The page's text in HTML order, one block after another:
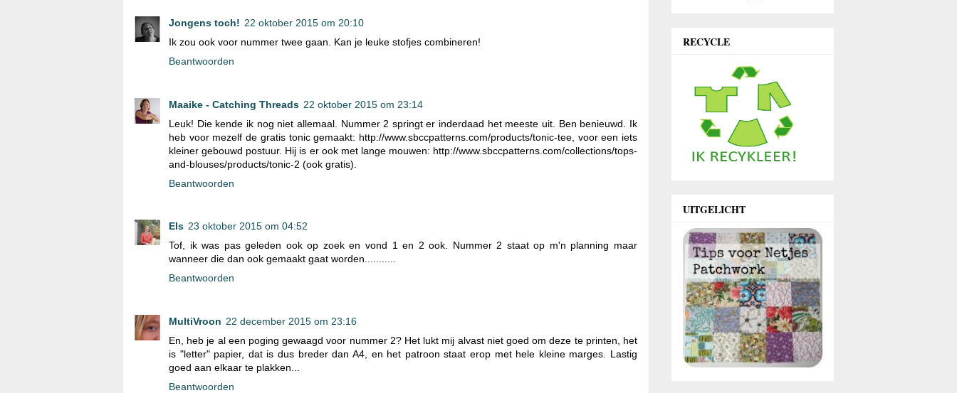
Jongens toch! 22 oktober 2015 om 20:10
Ik zou ook voor nummer twee gaan. Kan je leuke stofjes combineren!
Beantwoorden
Maaike - Catching Threads 22 oktober 2015 om 23:14
Leuk! Die kende ik nog niet allemaal. Nummer 2 springt er inderdaad het meeste uit. Ben benieuwd. Ik
heb voor mezelf de gratis tonic gemaakt: http://www.sbccpatterns.com/products/tonic-tee, voor een iets
kleiner gebouwd postuur. Hij is er ook met lange mouwen: http://www.sbccpatterns.com/collections/tops-
and-blouses/products/tonic-2 (ook gratis).
Beantwoorden
Els 23 oktober 2015 om 04:52
Tof, ik was pas geleden ook op zoek en vond 1 en 2 ook. Nummer 2 staat op m'n planning maar
wanneer die dan ook gemaakt gaat worden...........
Beantwoorden
MultiVroon 22 december 2015 om 23:16
En, heb je al een poging gewaagd voor nummer 2? Het lukt mij alvast niet goed om deze te printen, het
is "letter" papier, dat is dus breder dan A4, en het patroon staat erop met hele kleine marges. Lastig
goed aan elkaar te plakken...
Beantwoorden
RECYCLE
UITGELICHT